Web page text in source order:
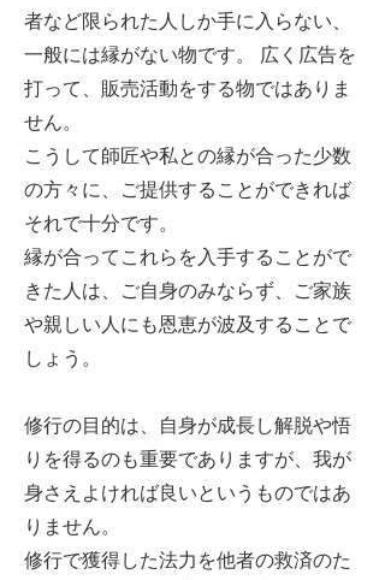
者など限られた人しか手に入らない、
一般には縁がない物です。 広く広告を
打って、販売活動をする物ではありま
せん。
こうして師匠や私との縁が合った少数
の方々に、ご提供することができれば
それで十分です。
縁が合ってこれらを入手することがで
きた人は、ご自身のみならず、ご家族
や親しい人にも恩恵が波及することで
しょう。
修行の目的は、自身が成長し解脱や悟
りを得るのも重要でありますが、我が
身さえよければ良いというものではあ
りません。
修行で獲得した法力を他者の救済のた